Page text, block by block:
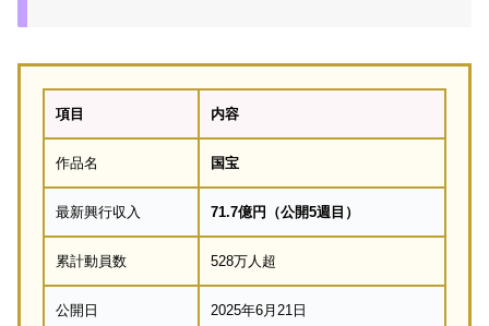
項目 内容
作品名 国宝
最新興行収入 71.7億円（公開5週目）
累計動員数 528万人超
公開日 2025年6月21日